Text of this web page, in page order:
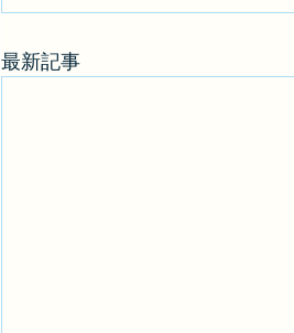
最新記事